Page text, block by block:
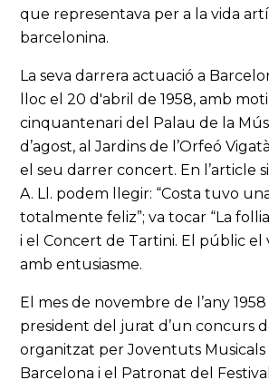
que representava per a la vida
barcelonina.
La seva darrera actuació a
lloc el 20 d'abril de 1958, amb
cinquantenari del Palau de la
d’agost, al Jardins de l’Orfeó
el seu darrer concert. En l’article
A. Ll. podem llegir: “Costa tuvo
totalmente feliz”; va tocar “La
i el Concert de Tartini. El públic el
amb entusiasme.
El mes de novembre de l’any 1958
president del jurat d’un concurs
organitzat per Joventuts Musicals
Barcelona i el Patronat del